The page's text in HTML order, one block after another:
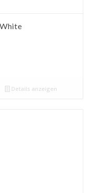
Details anzeigen